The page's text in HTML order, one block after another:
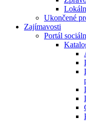
Ukončené
Zajímavosti
Portál